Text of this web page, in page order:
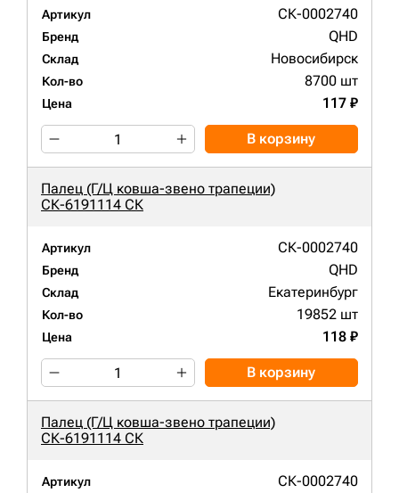
Артикул СК-0002740
Бренд QHD
Склад Новосибирск
Кол-во 8700 шт
Цена 117 ₽
В корзину
Палец (Г/Ц ковша-звено трапеции)
СК-6191114 СК
Артикул СК-0002740
Бренд QHD
Склад Екатеринбург
Кол-во 19852 шт
Цена 118 ₽
В корзину
Палец (Г/Ц ковша-звено трапеции)
СК-6191114 СК
Артикул СК-0002740